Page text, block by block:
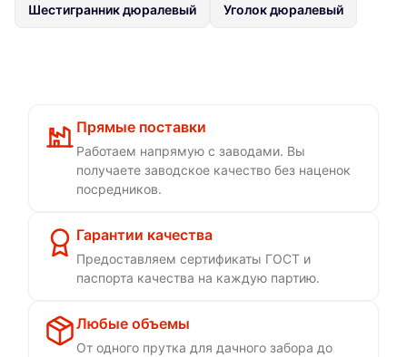
Шестигранник дюралевый Уголок дюралевый
Прямые поставки
Работаем напрямую с заводами. Вы
получаете заводское качество без наценок
посредников.
Гарантии качества
Предоставляем сертификаты ГОСТ и
паспорта качества на каждую партию.
Любые объемы
От одного прутка для дачного забора до